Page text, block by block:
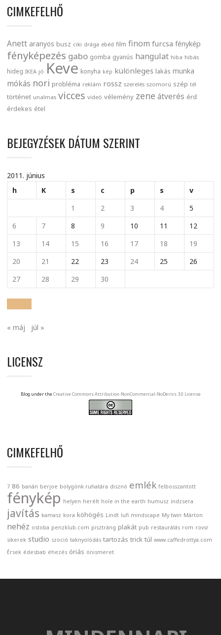
CIMKEFELHŐ
Anett aranyos busz ciki drága ebéd film finom furcsa fénykép
fényképezés gabo gomba gyanús hangulat hiba hibás
hideg IKEA jó Keve konyha kép különleges lakás munka
mókás nori probléma reklám rossz szerelés szomorú szép tél
történet unalmas vicces videó vélemény zene átverés érd
érdekes étel
BEJEGYZÉSEK DÁTUM SZERINT
2011. június
h
K s c p s
v
1
2 3 4
5
6
7 8 9 10 11
12
13
14 15 16 17 18
19
20
21 22 23 24 25
26
27
28 29 30
« máj júl »
LICENSZ
Blog under the Creative Commons Attribution-NonCommercial-NoDerivs 3.0 License
CIMKEFELHŐ
7 86 banán berjoe bolygónk ruhatára disznó emlék felbosszantott
fénykép helyen herélt hole in the earth humusz indzsera
javítás kamasz kora köhögés Lindt lufi mindscape My twin Márton
nehéz ostoba penzklub.com pisztráng plakát pub restaurálás rom rovsr
sikerek studio szoció taknyolódás tartozás trick túl www.caffedrottya.com
Érsek édesbab éhezés óriás önismeret